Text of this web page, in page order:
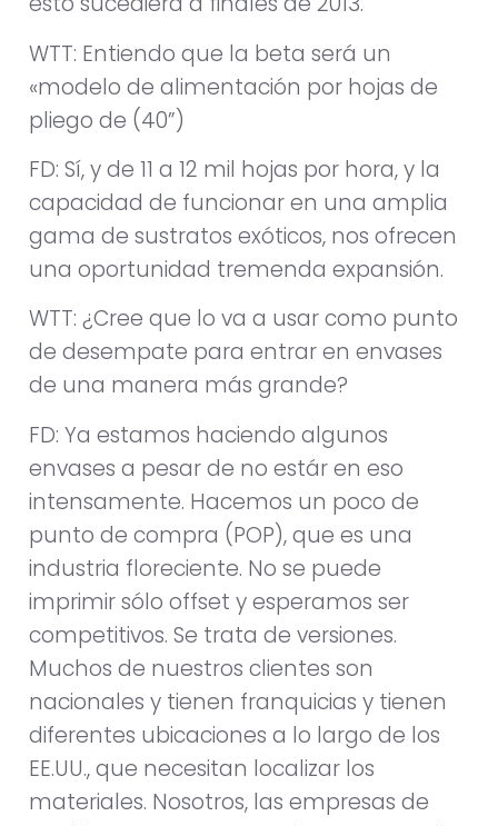
WTT: Entiendo que la beta será un
«modelo de alimentación por hojas de
pliego de (40”)
FD: Sí, y de 11 a 12 mil hojas por hora, y la
capacidad de funcionar en una amplia
gama de sustratos exóticos, nos ofrecen
una oportunidad tremenda expansión.
WTT: ¿Cree que lo va a usar como punto
de desempate para entrar en envases
de una manera más grande?
FD: Ya estamos haciendo algunos
envases a pesar de no estár en eso
intensamente. Hacemos un poco de
punto de compra (POP), que es una
industria floreciente. No se puede
imprimir sólo offset y esperamos ser
competitivos. Se trata de versiones.
Muchos de nuestros clientes son
nacionales y tienen franquicias y tienen
diferentes ubicaciones a lo largo de los
EE.UU., que necesitan localizar los
materiales. Nosotros, las empresas de